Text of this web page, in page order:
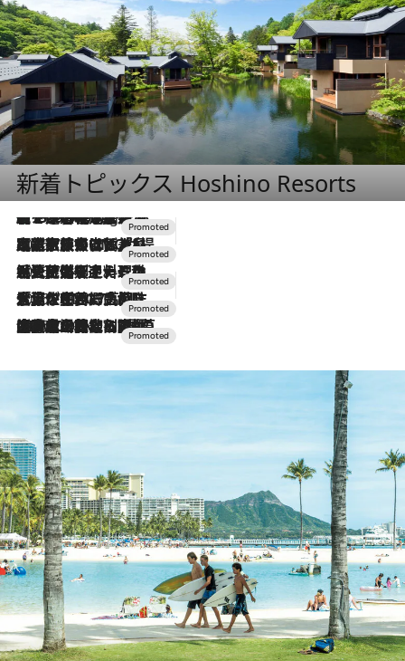
新着トピックス Hoshino Resorts
11 Hours Ago
【トンボの足水浴】ヒノキの香りに包まれて涼感マックス！約13℃の湧水かけ流しを避暑地「星野温泉 トンボの湯」で体験
2026.7.31
【ホテル帰省】という選択肢をOMOが提案。家族とほどよい距離を保つには「昼は実家、夜は気兼ねなくホテルで！」
2026.7.24
【夏限定ディナーコース】旬を迎える稚鮎や花ズッキーニなどをイタリア・トスカーナの郷土料理の手法で満喫！
2026.7.17
「土佐和ハーブかき氷」がOMO7高知に登場！生姜、山椒、大葉など目にも舌にも涼を呼ぶ郷土の味
2026.7.10
NEW OPEN！【界 草津】名湯の地に誕生。趣の異なる2種の温泉と上州ならではの会席・蕎麦割烹など美食を味わう究極の癒やし旅